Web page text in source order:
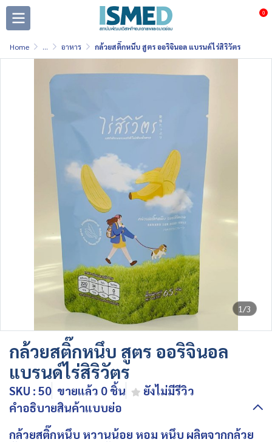
0
Home ... อาหาร กล้วยสติ๊กหนึบ สูตร ออริจินอล แบรนด์ไร่สิริวัตร
1/3
กล้วยสติ๊กหนึบ สูตร ออริจินอล
แบรนด์ไร่สิริวัตร
SKU : 50 ขายแล้ว 0 ชิ้น
ยังไม่มีรีวิว
คำอธิบายสินค้าแบบย่อ
กล้วยสติ๊กหนึบ หวานน้อย หอม หนึบ ผลิตจากกล้วย